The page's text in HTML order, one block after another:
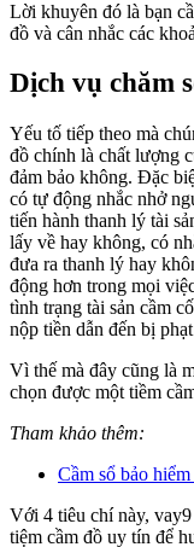
Lời khuyên đó là bạn
đồ và cân nhắc các
Dịch vụ chăm
Yếu tố tiếp theo mà
đồ chính là chất lượng
đảm bảo không. Đặc
có tự động nhắc nhở
tiến hành thanh lý tài
lấy về hay không, có
đưa ra thanh lý hay
động hơn trong mọi
tình trạng tài sản cầm
nộp tiền dẫn đến bị
Vì thế mà đây cũng là
chọn được một tiềm
Tham khảo thêm:
Cầm sổ bảo
Với 4 tiêu chí này,
tiệm cầm đồ uy tín để